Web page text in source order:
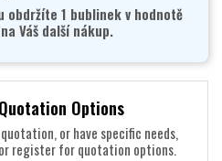
obdržíte 1 bublinek v hodnotě
Váš další nákup.
Options
or have specific needs,
register for quotation options.